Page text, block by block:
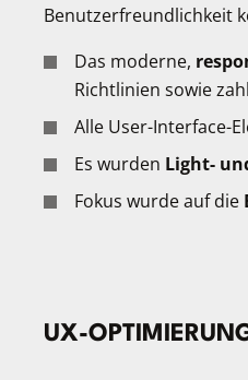
Benutzerfreundlichkeit
Das moderne,
Richtlinien sowie
Alle User-Interface-
Es wurden Light-
Fokus wurde auf die
UX-